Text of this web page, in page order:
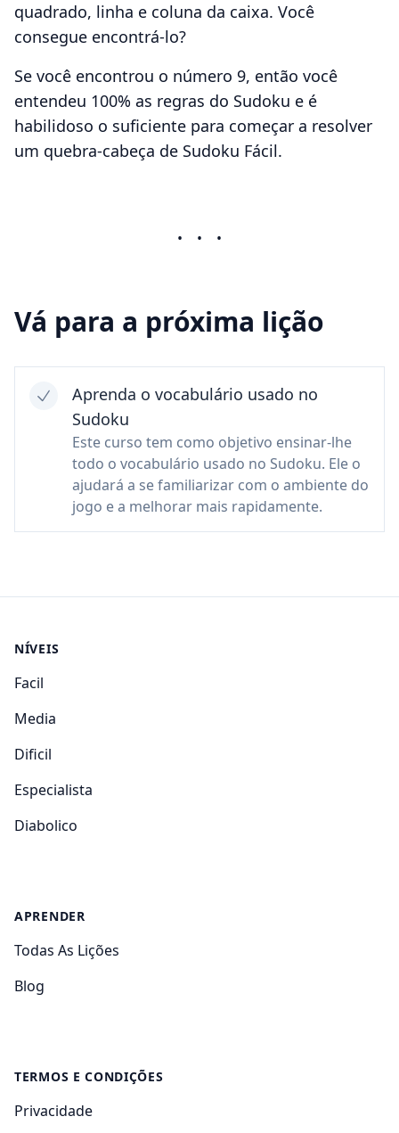
quadrado, linha e coluna da caixa. Você
consegue encontrá-lo?
Se você encontrou o número 9, então você
entendeu 100% as regras do Sudoku e é
habilidoso o suficiente para começar a resolver
um quebra-cabeça de Sudoku Fácil.
• • •
Vá para a próxima lição
Aprenda o vocabulário usado no
Sudoku
Este curso tem como objetivo ensinar-lhe
todo o vocabulário usado no Sudoku. Ele o
ajudará a se familiarizar com o ambiente do
jogo e a melhorar mais rapidamente.
NÍVEIS
Facil
Media
Dificil
Especialista
Diabolico
APRENDER
Todas As Lições
Blog
TERMOS E CONDIÇÕES
Privacidade